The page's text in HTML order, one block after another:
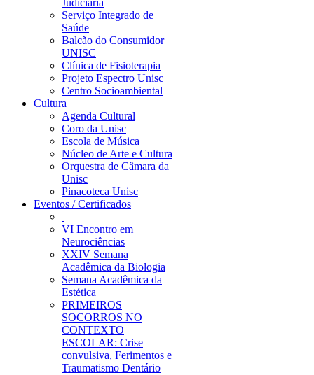
Judiciária
Serviço Integrado de
Saúde
Balcão do Consumidor
UNISC
Clínica de Fisioterapia
Projeto Espectro Unisc
Centro Socioambiental
Cultura
Agenda Cultural
Coro da Unisc
Escola de Música
Núcleo de Arte e Cultura
Orquestra de Câmara da
Unisc
Pinacoteca Unisc
Eventos / Certificados
VI Encontro em
Neurociências
XXIV Semana
Acadêmica da Biologia
Semana Acadêmica da
Estética
PRIMEIROS
SOCORROS NO
CONTEXTO
ESCOLAR: Crise
convulsiva, Ferimentos e
Traumatismo Dentário